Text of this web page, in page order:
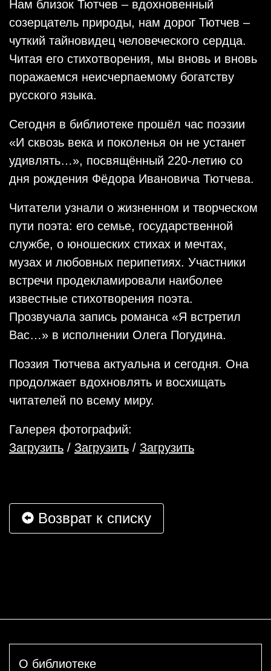
Нам близок Тютчев – вдохновенный
созерцатель природы, нам дорог Тютчев –
чуткий тайновидец человеческого сердца.
Читая его стихотворения, мы вновь и вновь
поражаемся неисчерпаемому богатству
русского языка.
Сегодня в библиотеке прошёл час поэзии
«И сквозь века и поколенья он не устанет
удивлять…», посвящённый 220-летию со
дня рождения Фёдора Ивановича Тютчева.
Читатели узнали о жизненном и творческом
пути поэта: его семье, государственной
службе, о юношеских стихах и мечтах,
музах и любовных перипетиях. Участники
встречи продекламировали наиболее
известные стихотворения поэта.
Прозвучала запись романса «Я встретил
Вас…» в исполнении Олега Погудина.
Поэзия Тютчева актуальна и сегодня. Она
продолжает вдохновлять и восхищать
читателей по всему миру.
Галерея фотографий:
Загрузить / Загрузить / Загрузить
Возврат к списку
О библиотеке